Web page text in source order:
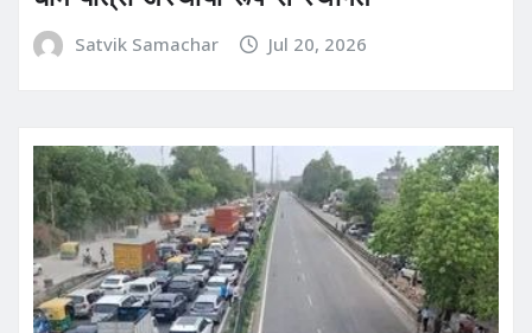
Satvik Samachar Jul 20, 2026